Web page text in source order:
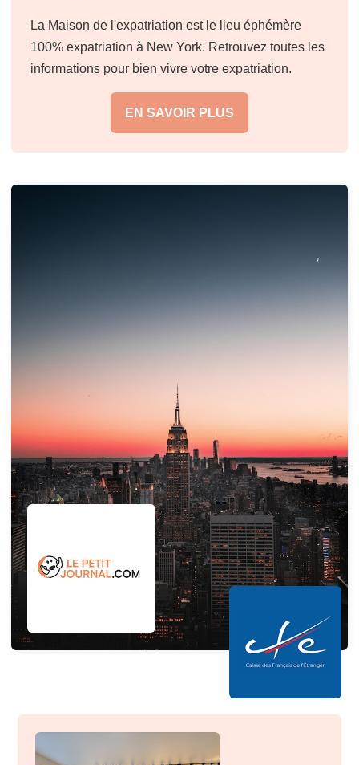
La Maison de l'expatriation est le lieu éphémère
100% expatriation à New York. Retrouvez toutes les
informations pour bien vivre votre expatriation.
EN SAVOIR PLUS